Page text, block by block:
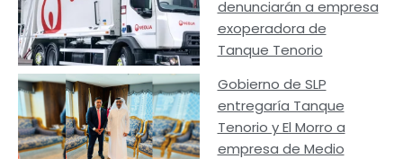
denunciarán a empresa
exoperadora de
Tanque Tenorio
Gobierno de SLP
entregaría Tanque
Tenorio y El Morro a
empresa de Medio